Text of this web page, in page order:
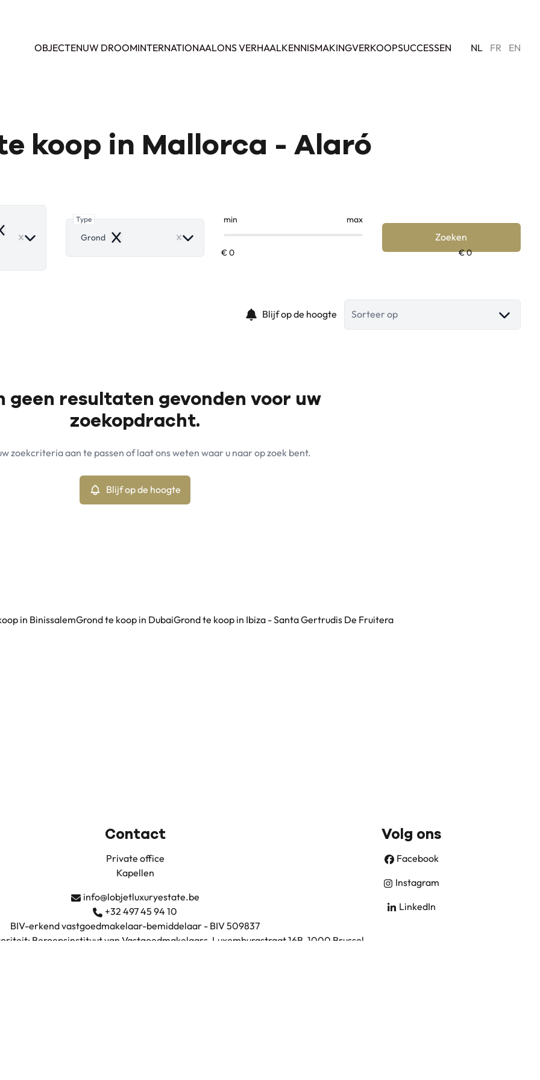
OBJECTENUW DROOMINTERNATIONAALONS VERHAALKENNISMAKINGVERKOOPSUCCESSEN NL FR EN
koop in Mallorca - Alaró
Type
Grond Remove
min max
Zoeken
Blijf op de hoogte Sorteer op
geen resultaten gevonden voor uw
zoekopdracht.
zoekcriteria aan te passen of laat ons weten waar u naar op zoek bent.
Blijf op de hoogte
in BinissalemGrond te koop in DubaiGrond te koop in Ibiza - Santa Gertrudis De Fruitera
Contact
Private office
Kapellen
info@lobjetluxuryestate.be
+32 497 45 94 10
Volg ons
Facebook
Instagram
LinkedIn
BIV-erkend vastgoedmakelaar-bemiddelaar - BIV 509837
Beroepsinstituut van Vastgoedmakelaars, Luxemburgstraat 16B, 1000 Brussel